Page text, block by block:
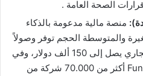
الصحة العامة .
منصة مالية مدعومة بالذكاء
والمتوسطة الحجم توفر وصولاً
سريعاً وبديهياً إلى ائتمان تجاري يصل إلى 150 ألف دولار، وفي
الوقت الحالي، مكّن Fundbox أكثر من 70.000 شركة من